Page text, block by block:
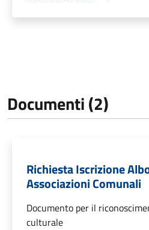
Documenti (2)
Richiesta Iscrizione
Associazioni Comunali
Documento per il
culturale